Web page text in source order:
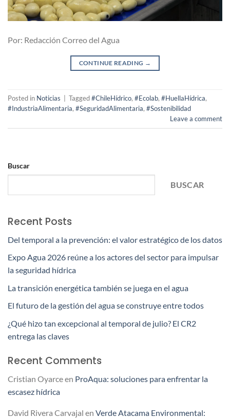
Por: Redacción Correo del Agua
CONTINUE READING →
Posted in Noticias Tagged#ChileHídrico, #Ecolab, #HuellaHídrica,
#IndustriaAlimentaria, #SeguridadAlimentaria, #Sostenibilidad
Leave a comment
Buscar
BUSCAR
Recent Posts
Del temporal a la prevención: el valor estratégico de los datos
Expo Agua 2026 reúne a los actores del sector para impulsar
la seguridad hídrica
La transición energética también se juega en el agua
El futuro de la gestión del agua se construye entre todos
¿Qué hizo tan excepcional al temporal de julio? El CR2
entrega las claves
Recent Comments
Cristian Oyarceen ProAqua: soluciones para enfrentar la
escasez hídrica
David Rivera Carvajal en Verde Atacama Environmental: